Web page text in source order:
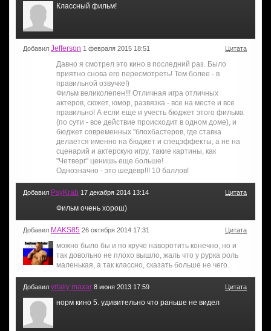
Классный фильм!
Добавил Jefferson 1 февраля 2015 18:51 Цитата
Давно я смотрел это кино в последний раз. Было
приятно снова его пересмотреть! Тем более - в
правильной озвучке!)
Фильм великолепен!!! Отличная игра отличных
актеров, сюжет, юмор, развязка - все на месте и все
правильно! А если еще и учесть бюджет этого фильма
(по сути - все действие происходит в одном доме), и
бюджет современных "блохбастеров, где ставка
делается именно на бюджет и спецэффекты, а не на
сценарий и актерскую игру, такие картины, как
"Четверг" ценишь еще больше!
Однозначно - это шедевр!!! 10 баллов!
Добавил PsyKrab 17 декабря 2014 13:14 Цитата
Фильм очень хорош)
Добавил MAKS85 26 октября 2014 17:31 Цитата
можно было бы и по круче наворотить конечно, но и
так довольно не плохо вышло, жаль что у рурка роль
маленькая, а так классно, сказать больше не чего.
Добавил vitaliy maxar 8 июня 2013 17:59 Цитата
норм кино 5. удивительно что раньше не видел